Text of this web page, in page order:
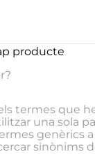
producte
termes que
una sola
genèrics a
sinònims